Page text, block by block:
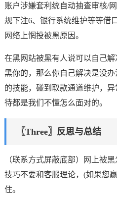
账户涉嫌套利统自动抽查审核/
规下注6、银行系统维护等等借
网络上惘投被黑原因。
在黑网站被黑有人说可以自己
黑你的，那么你自己解决是没
的技能，碰到取款通道维护，
待都是我们不懂怎么面对的。
〖Three〗反思与总结
（联系方式屏蔽底部）网上被
技巧不要和客服理论，(如果您
住。